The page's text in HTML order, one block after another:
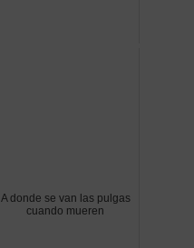
A donde se van las pulgas
cuando mueren